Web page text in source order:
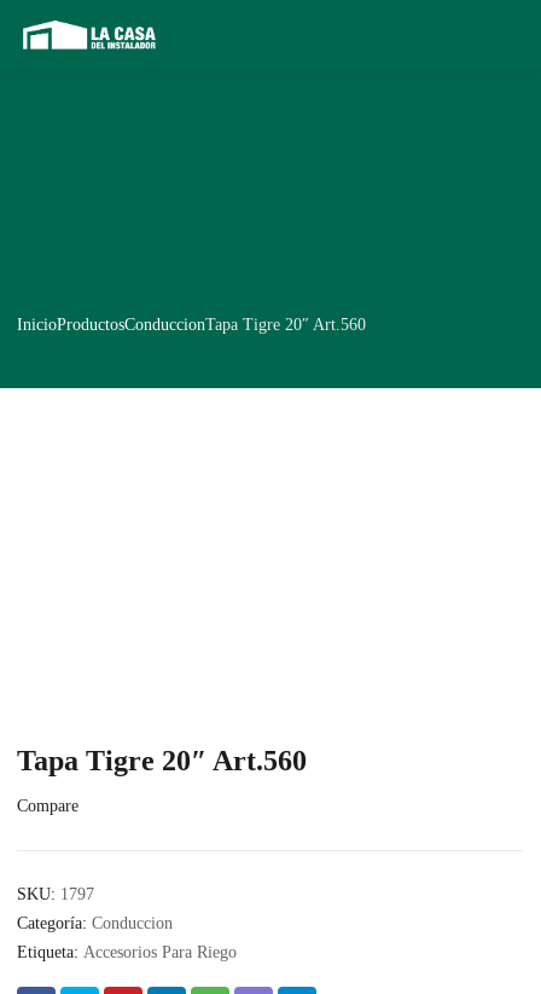
InicioProductosConduccionTapa Tigre 20″ Art.560
Tapa Tigre 20″ Art.560
Compare
SKU: 1797
Categoría: Conduccion
Etiqueta: Accesorios Para Riego